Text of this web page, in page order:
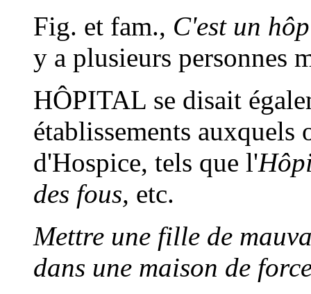
Fig. et fam., C'est un
y a plusieurs personnes
HÔPITAL se disait
établissements
d'Hospice, tels que l'
des fous, etc.
Mettre une fille de
dans une maison de